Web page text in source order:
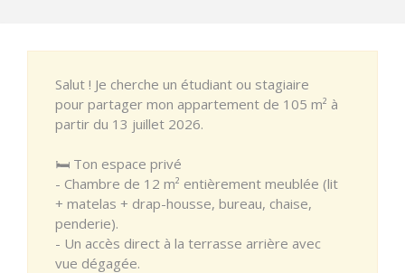
Salut ! Je cherche un étudiant ou stagiaire
pour partager mon appartement de 105 m² à
partir du 13 juillet 2026.
🛏️ Ton espace privé
- Chambre de 12 m² entièrement meublée (lit
+ matelas + drap-housse, bureau, chaise,
penderie).
- Un accès direct à la terrasse arrière avec
vue dégagée.